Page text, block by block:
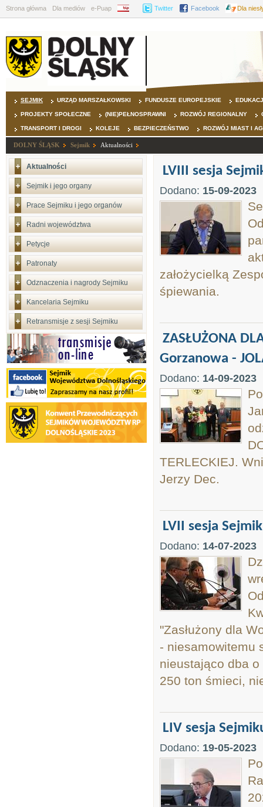
Strona główna Dla mediów e-Puap BIP Twitter Facebook Dla
SEJMIK URZĄD MARSZAŁKOWSKI FUNDUSZE EUROPEJSKIE
PROJEKTY SPOŁECZNE (NIE)PEŁNOSPRAWNI ROZWÓJ REGIONALNY
TRANSPORT I DROGI KOLEJE BEZPIECZEŃSTWO ROZWÓJ MIAST I
DOLNY ŚLĄSK Sejmik Aktualności
Aktualności
Sejmik i jego organy
Prace Sejmiku i jego organów
Radni województwa
Petycje
Patronaty
Odznaczenia i nagrody Sejmiku
Kancelaria Sejmiku
Retransmisje z sesji Sejmiku
LVIII sesja
Dodano: 15-09-2023
założycielką
śpiewania.
ZASŁUŻONA
Gorzanowa -
Dodano: 14-09-2023
TERLECKIEJ.
Jerzy Dec.
LVII sesja
Dodano: 14-07-2023
"Zasłużony dla
- niesamowitemu
nieustająco dba
250 ton śmieci,
LIV sesja
Dodano: 19-05-2023